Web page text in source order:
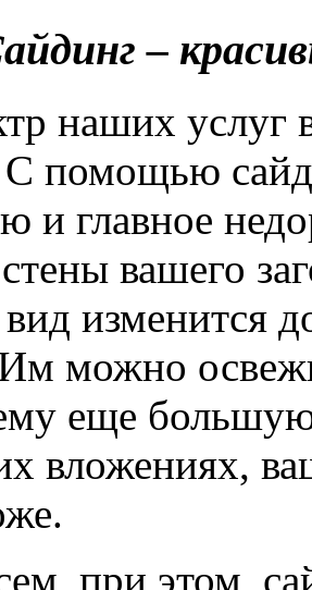
–
наших услуг
С помощью
и главное
вашего
изменится
можно
еще
вложениях,
при этом,